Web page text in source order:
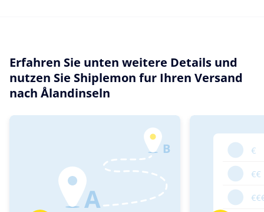
Erfahren Sie unten weitere Details und
nutzen Sie Shiplemon fur Ihren Versand
nach Ålandinseln